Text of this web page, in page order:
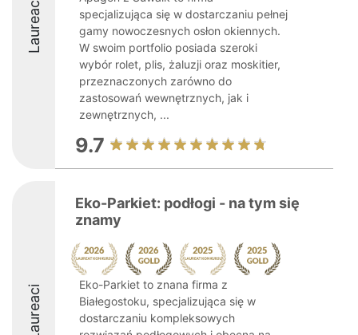
Laureaci
specjalizująca się w dostarczaniu pełnej
gamy nowoczesnych osłon okiennych.
W swoim portfolio posiada szeroki
wybór rolet, plis, żaluzji oraz moskitier,
przeznaczonych zarówno do
zastosowań wewnętrznych, jak i
zewnętrznych, ...
9.7
Laureaci
Eko-Parkiet: podłogi - na tym się
znamy
Eko-Parkiet to znana firma z
Białegostoku, specjalizująca się w
dostarczaniu kompleksowych